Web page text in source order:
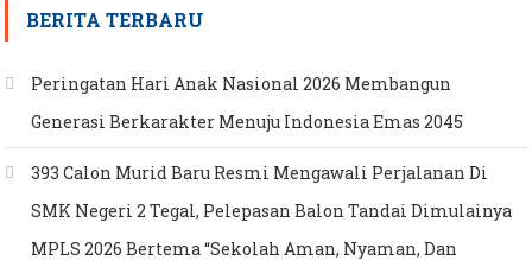
BERITA TERBARU
Peringatan Hari Anak Nasional 2026 Membangun
Generasi Berkarakter Menuju Indonesia Emas 2045
393 Calon Murid Baru Resmi Mengawali Perjalanan Di
SMK Negeri 2 Tegal, Pelepasan Balon Tandai Dimulainya
MPLS 2026 Bertema “Sekolah Aman, Nyaman, Dan